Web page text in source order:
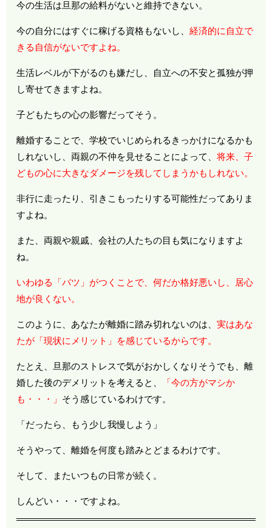
今の生活は旦那の給料がないと維持できない。
今の自分にはすぐに稼げる資格もないし、経済的に自立で
きる自信がないですよね。
生活レベルが下がるのも嫌だし、自立への不安と孤独が押
し寄せてきますよね。
子どもたちの心の影響だってそう。
離婚することで、学校でいじめられるきっかけになるかも
しれないし、両親の不仲を見せることによって、将来、子
どもの心に大きなダメージを残してしまうかもしれない。
非行に走ったり、引きこもったりする可能性だってありま
すよね。
また、両親や親戚、会社の人たちの目も気になりますよ
ね。
いわゆる「バツ」がつくことで、何だか格好悪いし、居心
地が良くない。
このように、あなたが離婚に踏み切れないのは、実はあな
たが「現状にメリット」を感じているからです。
たとえ、旦那のストレスで気がおかしくなりそうでも、離
婚した後のデメリットを考えると、
「今の方がマシか
も・・・」 そう感じているわけです。
「だったら、もう少し我慢しよう」
そうやって、離婚を何度も踏みとどまるわけです。
そして、またいつもの日常が続く。
しんどい・・・ですよね。